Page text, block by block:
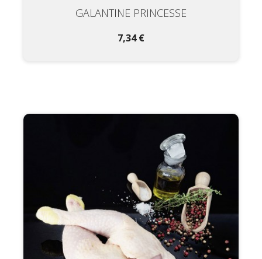
GALANTINE PRINCESSE
7,34 €